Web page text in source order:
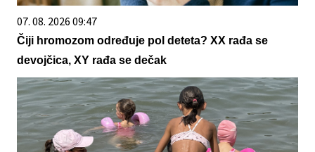
07. 08. 2026 09:47
Čiji hromozom određuje pol deteta? XX rađa se
devojčica, XY rađa se dečak